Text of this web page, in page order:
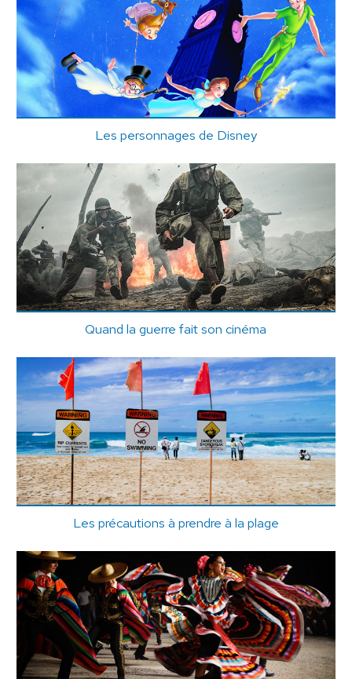
Les personnages de Disney
Quand la guerre fait son cinéma
Les précautions à prendre à la plage